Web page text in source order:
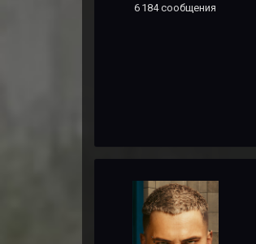
6 184 сообщения